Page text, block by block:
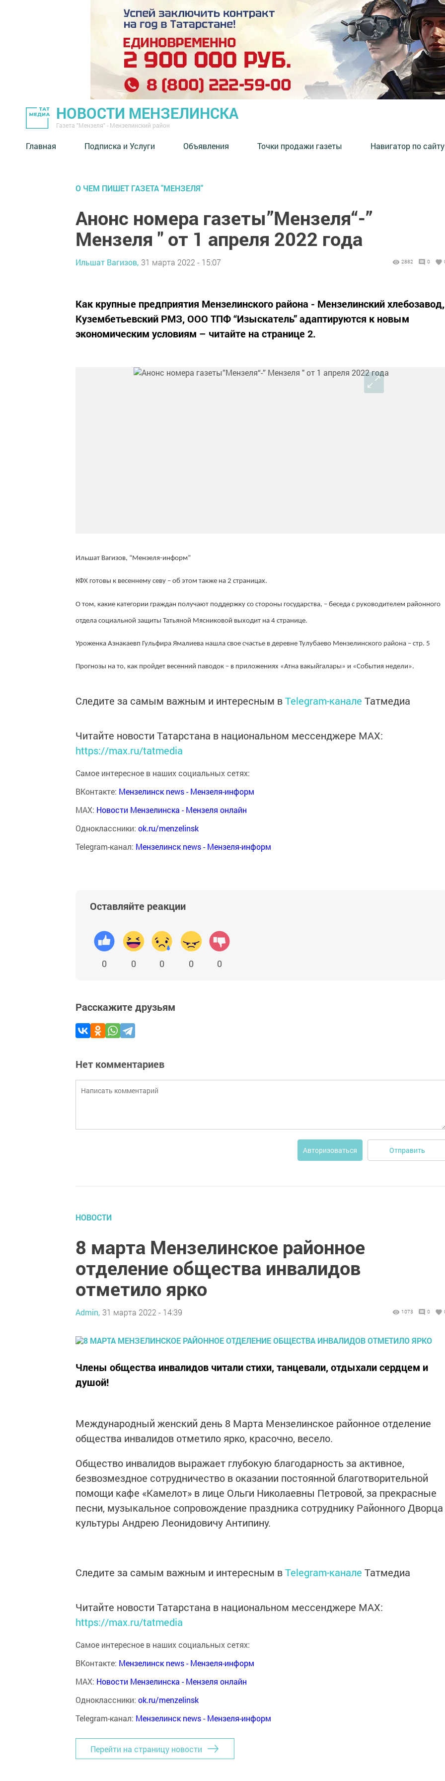
НОВОСТИ МЕНЗЕЛИНСКА
Газета "Мензеля" - Мензелинский район
Главная Подписка и Услуги Объявления Точки продажи газеты Навигатор по сайту
О ЧЕМ ПИШЕТ ГАЗЕТА "МЕНЗЕЛЯ"
Анонс номера газеты”Мензеля“-”
Мензеля " от 1 апреля 2022 года
Ильшат Вагизов, 31 марта 2022 - 15:07 2882 0
Как крупные предприятия Мензелинского района - Мензелинский хлебозавод,
Кузембетьевский РМЗ, ООО ТПФ “Изыскатель” адаптируются к новым
экономическим условиям – читайте на странице 2.
Ильшат Вагизов, “Мензеля-информ”
КФХ готовы к весеннему севу – об этом также на 2 страницах.
О том, какие категории граждан получают поддержку со стороны государства, – беседа с руководителем районного
отдела социальной защиты Татьяной Мясниковой выходит на 4 странице.
Уроженка Азнакаевп Гульфира Ямалиева нашла свое счастье в деревне Тулубаево Мензелинского района – стр. 5
Прогнозы на то, как пройдет весенний паводок – в приложениях «Атна вакыйгалары» и «События недели».
Следите за самым важным и интересным вTelegram-канале Татмедиа
Читайте новости Татарстана в национальном мессенджере MАХ:
https://max.ru/tatmedia
Самое интересное в наших социальных сетях:
ВКонтакте: Мензелинск news - Мензеля-информ
MAX: Новости Мензелинска - Мензеля онлайн
Одноклассники: ok.ru/menzelinsk
Telegram-канал: Мензелинск news - Мензеля-информ
Оставляйте реакции
0 0 0 0 0
Расскажите друзьям
Нет комментариев
Авторизоваться Отправить
НОВОСТИ
8 марта Мензелинское районное
отделение общества инвалидов
отметило ярко
Admin, 31 марта 2022 - 14:39 1073 0
Члены общества инвалидов читали стихи, танцевали, отдыхали сердцем и
душой!
Международный женский день 8 Марта Мензелинское районное отделение
общества инвалидов отметило ярко, красочно, весело.
Общество инвалидов выражает глубокую благодарность за активное,
безвозмездное сотрудничество в оказании постоянной благотворительной
помощи кафе «Камелот» в лице Ольги Николаевны Петровой, за прекрасные
песни, музыкальное сопровождение праздника сотруднику Районного Дворца
культуры Андрею Леонидовичу Антипину.
Следите за самым важным и интересным вTelegram-канале Татмедиа
Читайте новости Татарстана в национальном мессенджере MАХ:
https://max.ru/tatmedia
Самое интересное в наших социальных сетях:
ВКонтакте: Мензелинск news - Мензеля-информ
MAX: Новости Мензелинска - Мензеля онлайн
Одноклассники: ok.ru/menzelinsk
Telegram-канал: Мензелинск news - Мензеля-информ
Перейти на страницу новости